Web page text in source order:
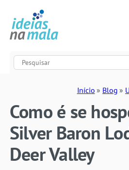
Início » Blog »
Como é se
Silver Baron
Deer Valley